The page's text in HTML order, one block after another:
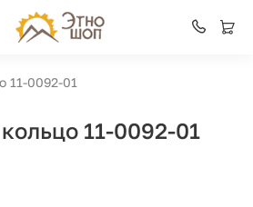
11-0092-01
11-0092-01